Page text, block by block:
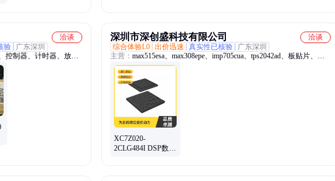
洽谈
验
广东深圳
控制器、计时器、放大
、晶体管、
、电子管、陀螺仪、音
、cc2591rgvr
深圳市深创盛科技有限公司
洽谈
综合体验L0 出价迅速 真实性已核验
广东深圳
主营： max515esa、max308epe、imp705cua、tps2042ad、板贴片、
m451vg6ae、pcb主板、m482kidae、epc8qi100、hdla-1414、db255ac-
2、tcd1209dg、m452rg6ae、保险丝、saa7135hl、fsa2367mt、
opa2350ua、imp803ima、tfp410pap、hdlg-1414、hfp50onog、
stspin233、cy203810c、sh71302ld、cy2308sxc
XC7Z020-
2CLG484I DSP数字